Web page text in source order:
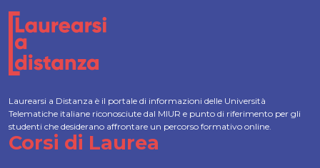
Laurearsi a Distanza è il portale di informazioni delle Università
Telematiche italiane riconosciute dal MIUR e punto di riferimento per gli
studenti che desiderano affrontare un percorso formativo online.
Corsi di Laurea